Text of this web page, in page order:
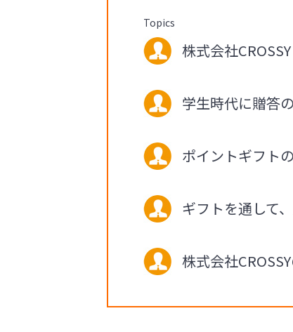
Topics
株式会社
学生時代に贈答
ポイントギフト
ギフトを通して
株式会社